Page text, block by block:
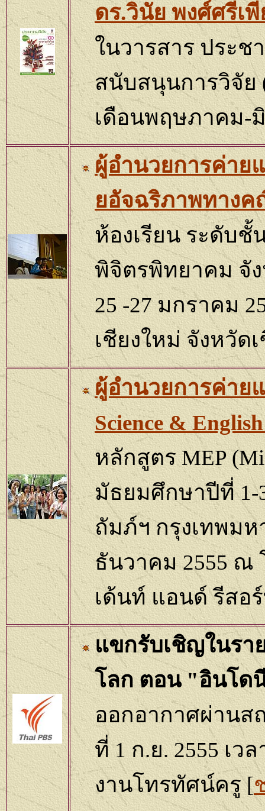
ดร.วินัย พงศ์ศรีเ
ในวารสาร ประ
สนับสนุนการวิจัย
เดือนพฤษภาคม-
ผู้อำนวยการค่าย
ยอัจฉริภาพทาง
ห้องเรียน ระดับ
พิจิตรพิทยาคม จั
25-27มกราคม
เชียงใหม่ จังหวัด
ผู้อำนวยการค่าย
Science & English
หลักสูตรMEP(
มัธยมศึกษาปีที่1-
ถัมภ์ฯ กรุงเทพม
ธันวาคม 2555 ณ
เด้นท์ แอนด์ รีสอ
แขกรับเชิญในรา
โลก ตอน "อินโด
ออกอากาศผ่านส
ที่ 1 ก.ย. 2555 เว
งานโทรทัศน์ครู[